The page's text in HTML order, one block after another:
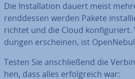
Die In­stal­la­ti­on dauert meist
rend­des­sen werden Pakete
rich­tet und die Cloud
dun­gen er­schei­nen, ist
Testen Sie an­schlie­ßend die
hen, dass alles er­folg­reich war: